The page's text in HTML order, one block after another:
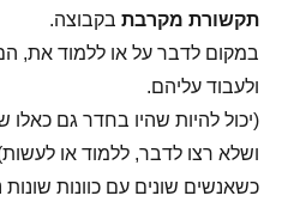
תקשורת מקרבת בקבוצה.
במקום לדבר על או ללמוד את,
ולעבוד עליהם.
(יכול להיות שהיו בחדר גם
ושלא רצו לדבר, ללמוד או
כשאנשים שונים עם כוונות שונות